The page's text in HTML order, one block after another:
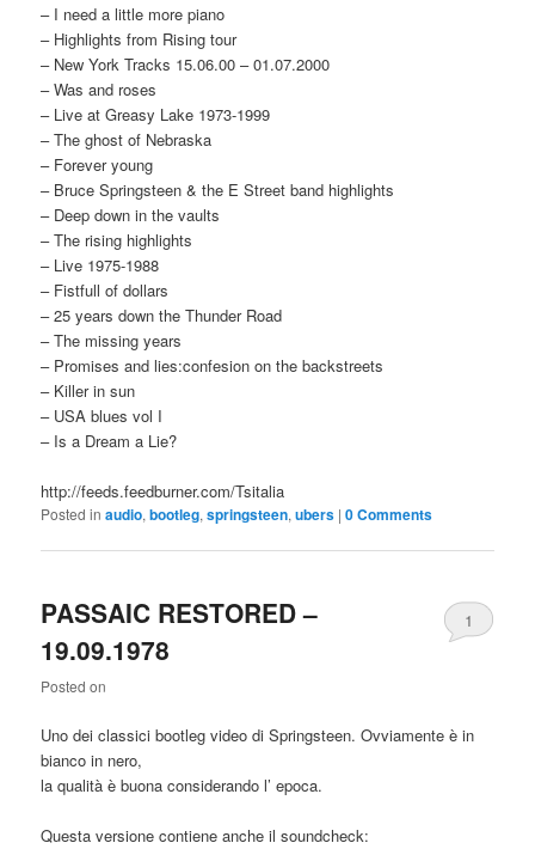
– I need a little more piano
– Highlights from Rising tour
– New York Tracks 15.06.00 – 01.07.2000
– Was and roses
– Live at Greasy Lake 1973-1999
– The ghost of Nebraska
– Forever young
– Bruce Springsteen & the E Street band highlights
– Deep down in the vaults
– The rising highlights
– Live 1975-1988
– Fistfull of dollars
– 25 years down the Thunder Road
– The missing years
– Promises and lies:confesion on the backstreets
– Killer in sun
– USA blues vol I
– Is a Dream a Lie?
http://feeds.feedburner.com/Tsitalia
Posted in audio,bootleg,springsteen,ubers |0 Comments
PASSAIC RESTORED –
19.09.1978
Posted on
1
Uno dei classici bootleg video di Springsteen. Ovviamente è in
bianco in nero,
la qualità è buona considerando l’ epoca.
Questa versione contiene anche il soundcheck: